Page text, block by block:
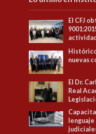
El CFJ
nuevas
El Dr.
Real